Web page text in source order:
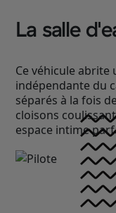
La salle
Ce véhicule
indépendante du
séparés à la fois
cloisons
espace intime